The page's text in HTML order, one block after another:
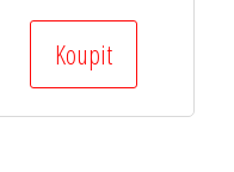
Koupit